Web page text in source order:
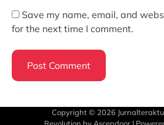
Save my name, email, and
for the next time I comment.
Copyright © 2026